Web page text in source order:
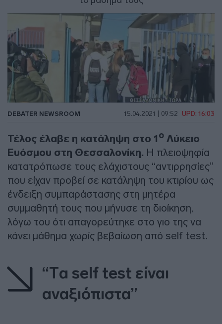
DEBATER NEWSROOM 15.04.2021 | 09:52 UPD: 16:03
Τέλος έλαβε η κατάληψη στο 1 ο Λύκειο
Ευόσμου στη Θεσσαλονίκη. Η πλειοψηφία
κατατρόπωσε τους ελάχιστους “αντιρρησίες”
που είχαν προβεί σε κατάληψη του κτιρίου ως
ένδειξη συμπαράστασης στη μητέρα
συμμαθητή τους που μήνυσε τη διοίκηση,
λόγω του ότι απαγορεύτηκε στο γιο της να
κάνει μάθημα χωρίς βεβαίωση από self test.
“Tα self test είναι
αναξιόπιστα”